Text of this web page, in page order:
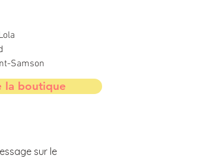
Samson
la boutique
sur le